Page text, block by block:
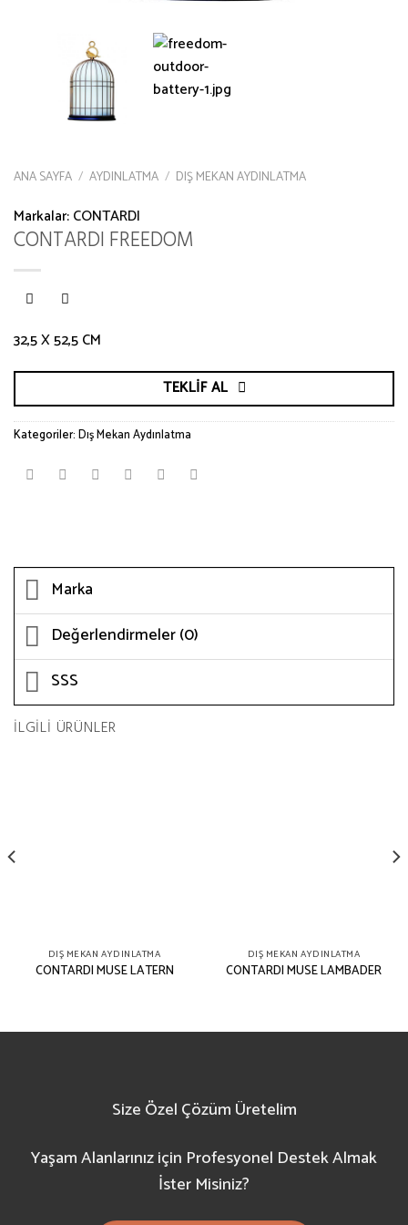
ANA SAYFA / AYDINLATMA / DIŞ MEKAN AYDINLATMA
Markalar:CONTARDI
CONTARDI FREEDOM
32,5 X 52,5 CM
TEKLIF AL
Kategoriler:Dış Mekan Aydınlatma
Marka
Değerlendirmeler (0)
SSS
İLGILI ÜRÜNLER
DIŞ MEKAN AYDINLATMA
CONTARDI MUSE LATERN
DIŞ MEKAN AYDINLATMA
CONTARDI MUSE LAMBADER
Size Özel Çözüm Üretelim
Yaşam Alanlarınız için Profesyonel Destek Almak
İster Misiniz?